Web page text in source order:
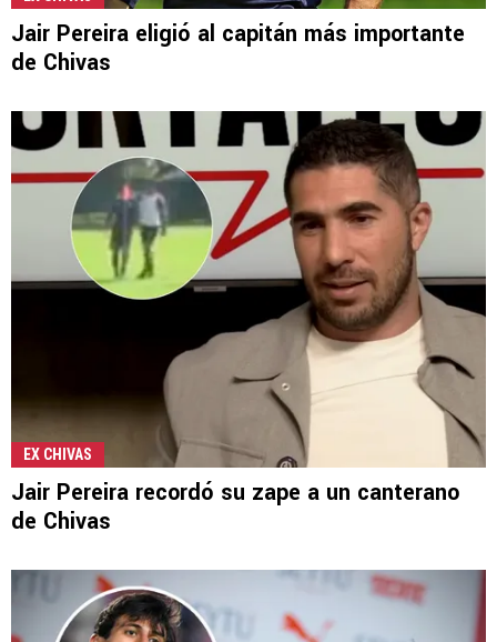
Jair Pereira eligió al capitán más importante
de Chivas
EX CHIVAS
Jair Pereira recordó su zape a un canterano
de Chivas